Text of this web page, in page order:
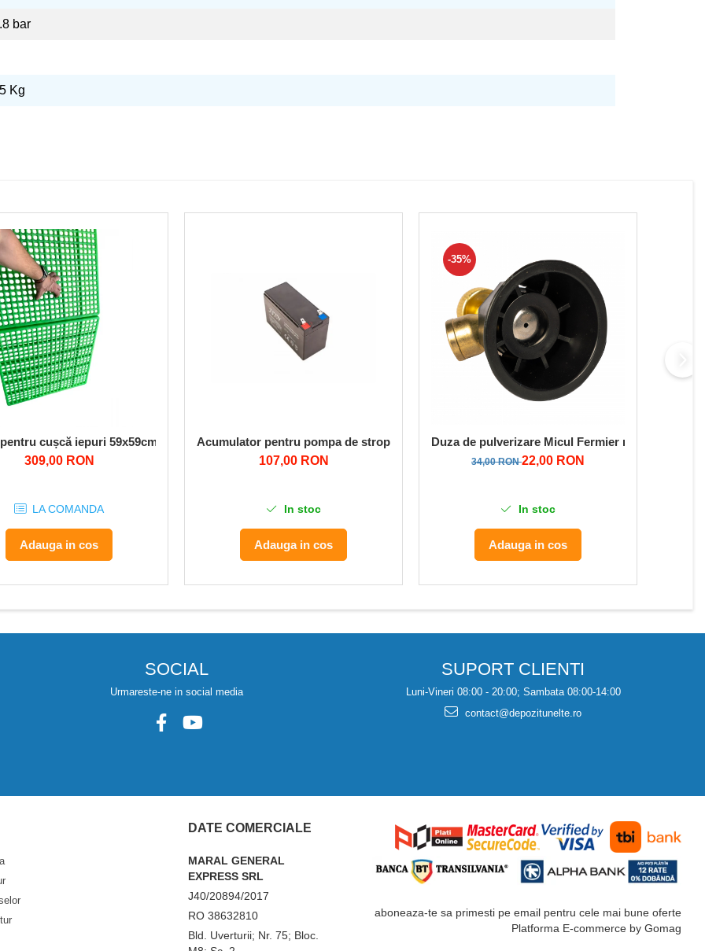
bar
Kg
cușcă iepuri 59x59cm (set 10 buc)
309,00 RON
LA COMANDA
Adauga in cos
Acumulator pentru pompa de stropit MICUL FERMIER, GF-0656, 8 Ah
107,00 RON
In stoc
Adauga in cos
-35%
Duza de pulverizare Micul Fermier reglabila,
34,00 RON22,00 RON
In stoc
Adauga in cos
SOCIAL
Urmareste-ne in social media
SUPORT CLIENTI
Luni-Vineri 08:00 - 20:00; Sambata 08:00-14:00
contact@depozitunelte.ro
DATE COMERCIALE
MARAL GENERAL
EXPRESS SRL
J40/20894/2017
RO 38632810
Bld. Uverturii; Nr. 75; Bloc.
aboneaza-te sa primesti pe email pentru cele mai bune oferte
Platforma E-commerce by Gomag